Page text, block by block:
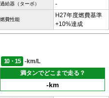
過給器（ターボ） -
燃費性能
H27年度燃費基準
+10%達成
10・15
-km/L
満タンでどこまで走る？
-km